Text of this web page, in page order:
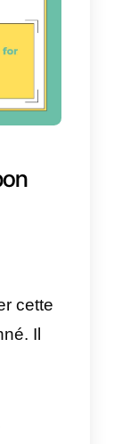
à
endroit
Vous
clients et
goûts, leurs